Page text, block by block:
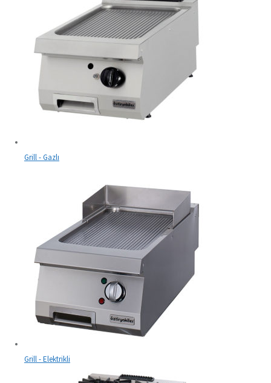
Grill - Gazlı
Grill - Elektrikli